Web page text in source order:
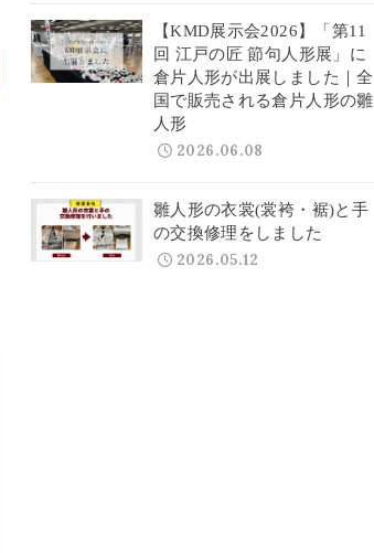
【KMD展示会2026】「第11
回 江戸の匠 節句人形展」に
倉片人形が出展しました｜全
国で販売される倉片人形の雛
人形
2026.06.08
雛人形の衣裳(裳袴・裾)と手
の交換修理をしました
2026.05.12